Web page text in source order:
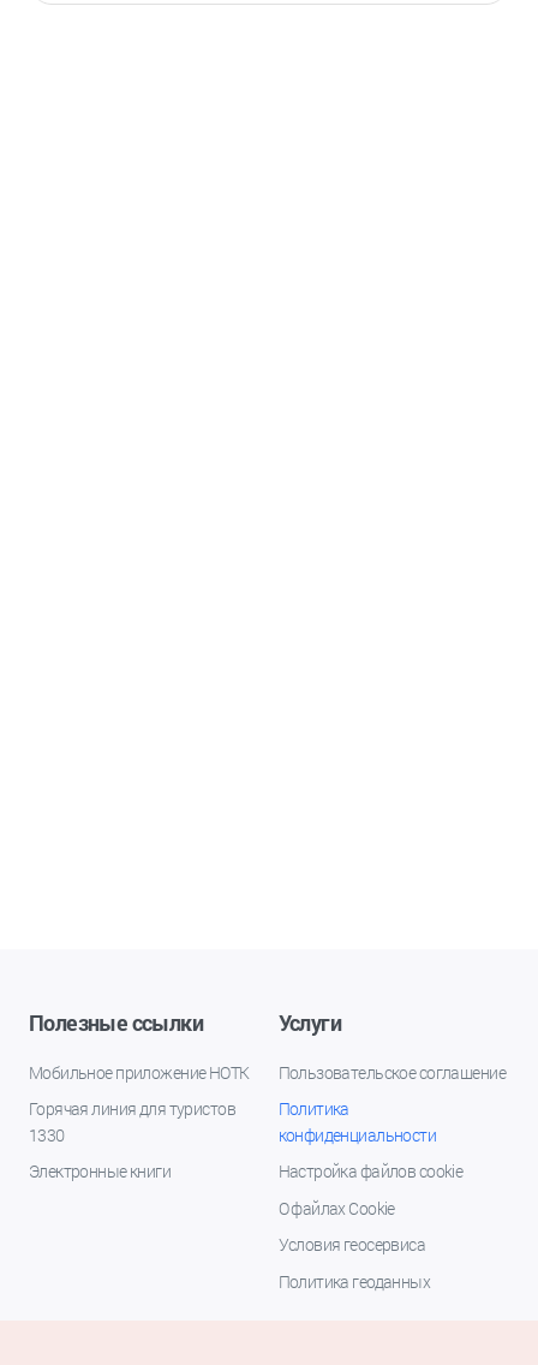
Полезные ссылки
Мобильное приложение НОТК
Горячая линия для туристов
1330
Электронные книги
Услуги
Пользовательское соглашение
Политика
конфиденциальности
Настройка файлов cookie
О файлах Cookie
Условия геосервиса
Политика геоданных